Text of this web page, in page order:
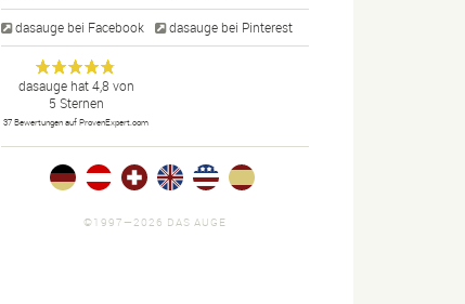
dasauge bei Facebook dasauge bei Pinterest
dasauge
Designer,
Fotografen,
Agenturen,
Portfolios
und Jobs.
Anonym
dasaugehat4,8 von
5 Sternen
37 Bewertungen auf ProvenExpert.com
©1997—2026 DAS AUGE